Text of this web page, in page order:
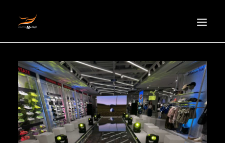
HOMEPAGE
ABOUT US
NEWS
PRODUCTS
PARTNERS